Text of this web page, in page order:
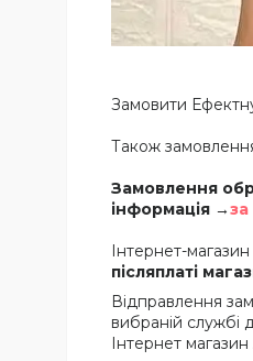
Замовити
Також
Замовлення
інформація →
Інтернет-
післяплаті
Відправлення
вибраній службі
Інтернет